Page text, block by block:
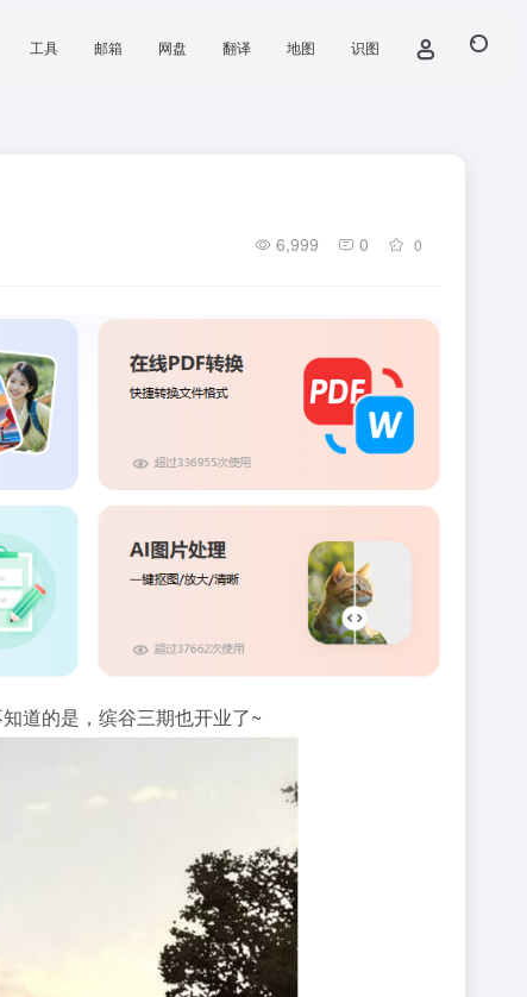
工具 邮箱 网盘 翻译 地图 识图
6,999 0 0
道的是，缤谷三期也开业了~